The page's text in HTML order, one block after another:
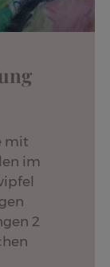
mit
im
2